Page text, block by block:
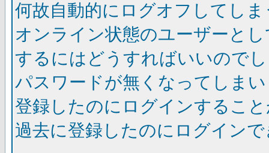
何故自動的にログオフしてし
オンライン状態のユーザーと
するにはどうすればいいので
パスワードが無くなってしま
登録したのにログインするこ
過去に登録したのにログイン